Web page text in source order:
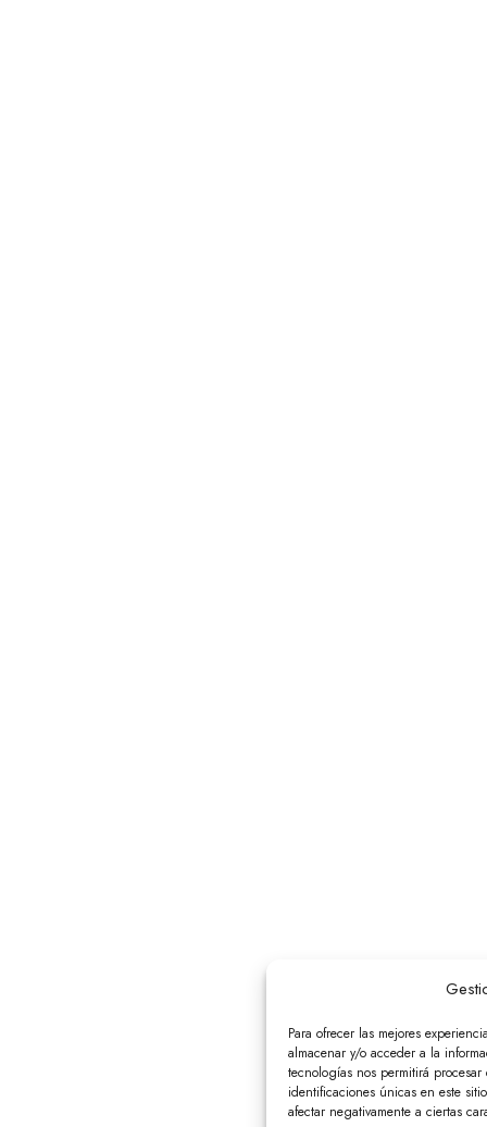
Para ofrecer las mejores
almacenar y/o acceder a la
tecnologías nos permitirá
identificaciones únicas en este
afectar negativamente a ciertas